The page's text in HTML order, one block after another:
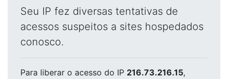
Seu IP fez diversas tentativas de
acessos suspeitos a sites hospedados
conosco.
Para liberar o acesso do IP 216.73.216.15,